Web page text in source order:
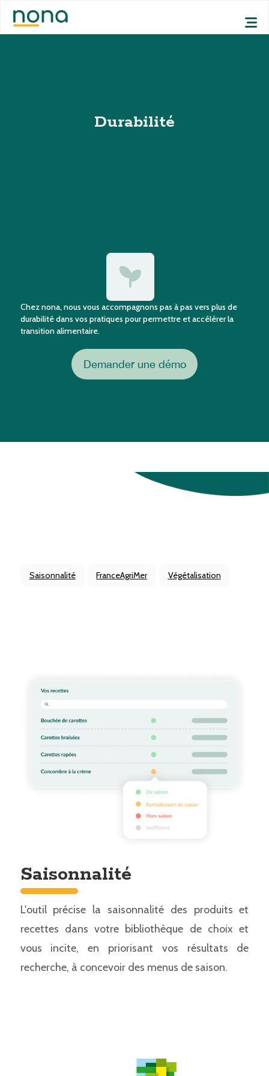
Durabilité
Chez nona, nous vous accompagnons pas à pas vers plus de
durabilité dans vos pratiques pour permettre et accélérer la
transition alimentaire.
Demander une démo
Saisonnalité FranceAgriMer Végétalisation
Saisonnalité
L'outil précise la saisonnalité des produits et
recettes dans votre bibliothèque de choix et
vous incite, en priorisant vos résultats de
recherche, à concevoir des menus de saison.